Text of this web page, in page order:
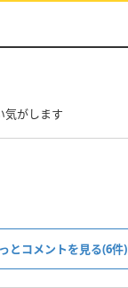
気がします
とコメントを見る(6件)